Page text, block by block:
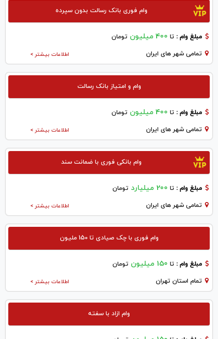
وام فوری بانک رسالت بدون سپرده
مبلغ وام : تا 400 میلیون تومان
اطلاعات بیشتر > تمامی شهر های ایران
وام و امتیاز بانک رسالت
مبلغ وام : تا 400 میلیون تومان
اطلاعات بیشتر > تمامی شهر های ایران
وام بانکی فوری با ضمانت سند
مبلغ وام : تا 200 میلیارد تومان
اطلاعات بیشتر > تمامی شهر های ایران
وام فوری با چک صیادی تا 150 ملیون
مبلغ وام : تا 150 میلیون تومان
اطلاعات بیشتر > تمام استان تهران
وام ازاد با سفته